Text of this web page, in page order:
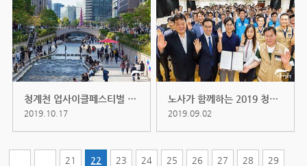
청계천 업사이클페스티벌 (2019.10....
2019.10.17
노사가 함께하는 2019 청립기념 안...
2019.09.02
21 22 23 24 25 26 27 28 29